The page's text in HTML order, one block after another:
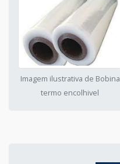
Imagem ilustrativa de Bobina
termo encolhivel